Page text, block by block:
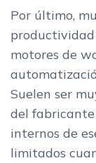
Por último,
productividad
motores de
Suelen ser
del fabricante
internos de
limitados